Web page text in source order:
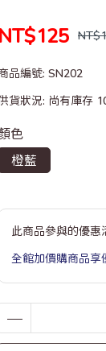
NT$125
品編號: SN202
貨狀況: 尚有庫存
色
橙藍
此商品參與的優惠
全館加價購商品享